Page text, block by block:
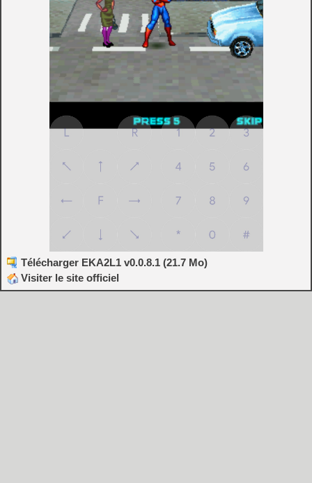
Télécharger EKA2L1 v0.0.8.1 (21.7 Mo)
Visiter le site officiel